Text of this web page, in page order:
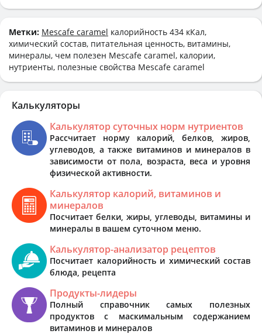
Метки: Mescafe caramel калорийность 434 кКал,
химический состав, питательная ценность, витамины,
минералы, чем полезен Mescafe caramel, калории,
нутриенты, полезные свойства Mescafe caramel
Калькуляторы
Калькулятор суточных норм нутриентов
Рассчитает норму калорий, белков, жиров,
углеводов, а также витаминов и минералов в
зависимости от пола, возраста, веса и уровня
физической активности.
Калькулятор калорий, витаминов и
минералов
Посчитает белки, жиры, углеводы, витамины и
минералы в вашем суточном меню.
Калькулятор-анализатор рецептов
Посчитает калорийность и химический состав
блюда, рецепта
Продукты-лидеры
Полный справочник самых полезных
продуктов с маскимальным содержанием
витаминов и минералов